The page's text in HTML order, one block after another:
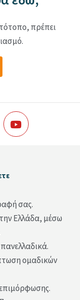
πρέπει
σας.
Ελλάδα, μέσω
ομαδικών
επιμόρφωσης.